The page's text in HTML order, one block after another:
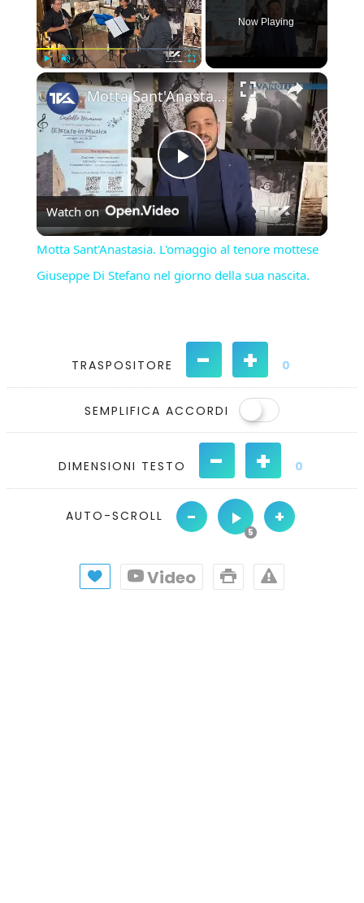
Play Unmute Fullscreen
Now Playing
×
Play
Video
Motta Sant'Anastasia. L'omaggio al tenore mottese Giuseppe Di Stefano nel giorno della sua nascita.
Watch on
Motta Sant'Anastasia. L'omaggio al tenore mottese
Giuseppe Di Stefano nel giorno della sua nascita.
TRASPOSITORE - + 0
SEMPLIFICA ACCORDI
DIMENSIONI TESTO - + 0
AUTO-SCROLL - +
Video